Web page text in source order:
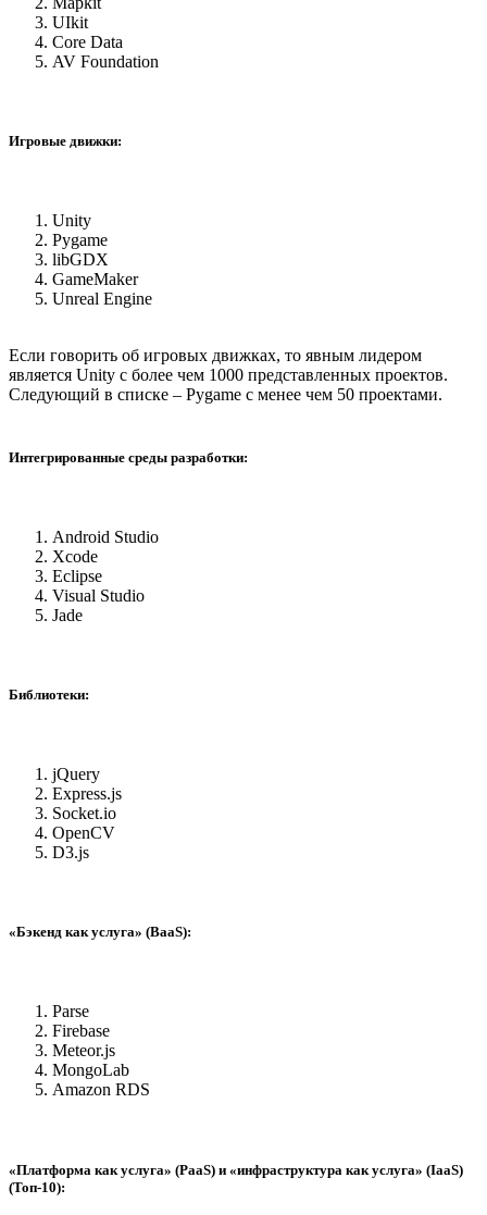
UIkit
Core Data
AV Foundation
Игровые движки:
Unity
Pygame
libGDX
GameMaker
Unreal Engine
Если говорить об игровых движках, то явным лидером
является Unity с более чем 1000 представленных проектов.
Следующий в списке – Pygame с менее чем 50 проектами.
Интегрированные среды разработки:
Android Studio
Xcode
Eclipse
Visual Studio
Jade
Библиотеки:
jQuery
Express.js
Socket.io
OpenCV
D3.js
«Бэкенд как услуга» (BaaS):
Parse
Firebase
Meteor.js
MongoLab
Amazon RDS
«Платформа как услуга» (PaaS) и «инфраструктура как услуга» (IaaS)
(Топ-10):